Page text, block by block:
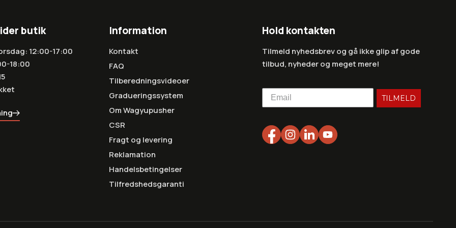
butik
12:00-17:00
18:00
Information
Kontakt
FAQ
Tilberedningsvideoer
Gradueringssystem
Om Wagyupusher
CSR
Fragt og levering
Reklamation
Handelsbetingelser
Tilfredshedsgaranti
Hold kontakten
Tilmeld nyhedsbrev og gå ikke glip af gode
tilbud, nyheder og meget mere!
TILMELD